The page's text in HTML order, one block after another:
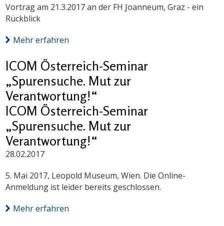
Vortrag am 21.3.2017 an der FH Joanneum, Graz - ein
Rückblick
Mehr erfahren
ICOM Österreich-Seminar
„Spurensuche. Mut zur
Verantwortung!“
ICOM Österreich-Seminar
„Spurensuche. Mut zur
Verantwortung!“
28.02.2017
5. Mai 2017, Leopold Museum, Wien. Die Online-
Anmeldung ist leider bereits geschlossen.
Mehr erfahren